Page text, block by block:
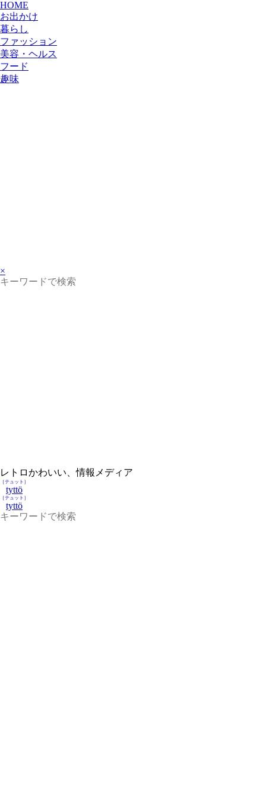
HOME
お出かけ
暮らし
ファッション
美容・ヘルス
フード
趣味
×
レトロかわいい、情報メディア
tyttö
［テュット］
tyttö
［テュット］